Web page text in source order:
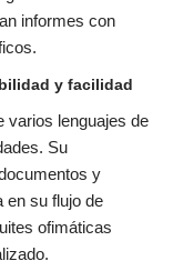
informes con
y facilidad
varios lenguajes de
Su
y
en su flujo de
ofimáticas